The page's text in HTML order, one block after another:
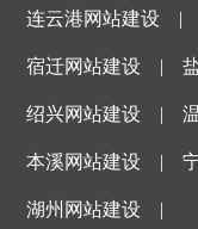
连云港网站建设
宿迁网站建设 |
绍兴网站建设 |
本溪网站建设 |
湖州网站建设 |